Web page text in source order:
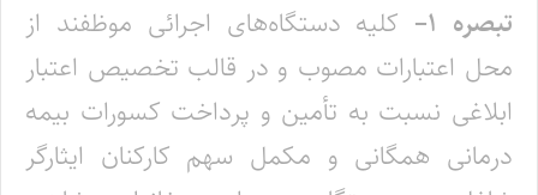
تبصره ۱– کلیه دستگاه‌های اجرائی موظفند از
محل اعتبارات مصوب و در قالب تخصیص اعتبار
ابلاغی نسبت به تأمین و پرداخت کسورات بیمه
درمانی همگانی و مکمل سهم کارکنان ایثارگر